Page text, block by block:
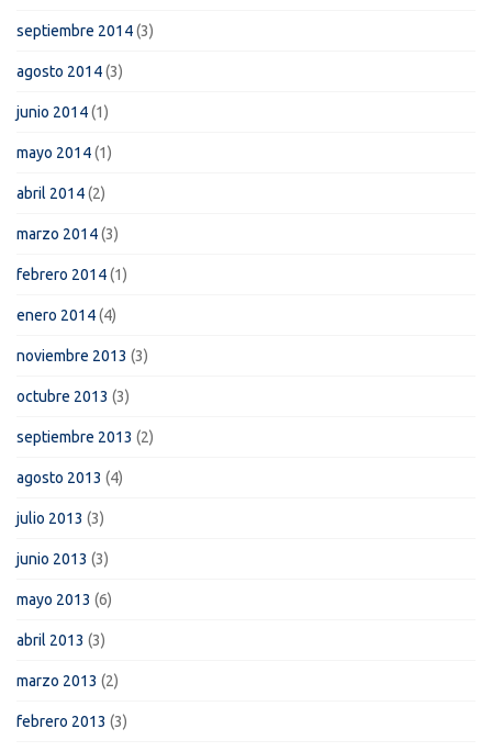
septiembre 2014(3)
agosto 2014(3)
junio 2014(1)
mayo 2014(1)
abril 2014(2)
marzo 2014(3)
febrero 2014(1)
enero 2014(4)
noviembre 2013 (3)
octubre 2013 (3)
septiembre 2013 (2)
agosto 2013 (4)
julio 2013 (3)
junio 2013 (3)
mayo 2013 (6)
abril 2013 (3)
marzo 2013 (2)
febrero 2013 (3)